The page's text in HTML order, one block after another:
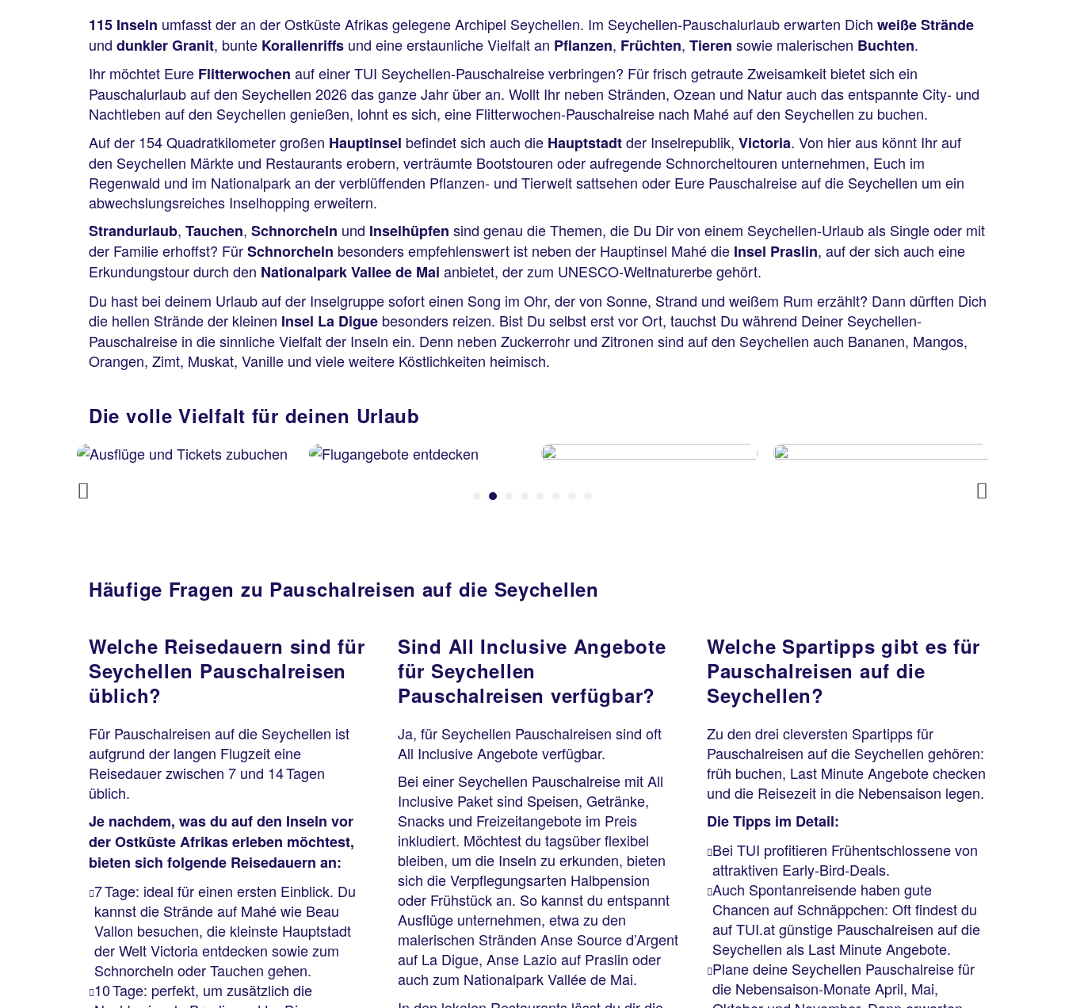
115 Inseln umfasst der an der Ostküste Afrikas gelegene Archipel Seychellen. Im Seychellen-Pauschalurlaub erwarten Dich weiße Strände
und dunkler Granit, bunte Korallenriffs und eine erstaunliche Vielfalt an Pflanzen, Früchten, Tieren sowie malerischen Buchten.
Ihr möchtet Eure Flitterwochen auf einer TUI Seychellen-Pauschalreise verbringen? Für frisch getraute Zweisamkeit bietet sich ein
Pauschalurlaub auf den Seychellen 2026 das ganze Jahr über an. Wollt Ihr neben Stränden, Ozean und Natur auch das entspannte City- und
Nachtleben auf den Seychellen genießen, lohnt es sich, eine Flitterwochen-Pauschalreise nach Mahé auf den Seychellen zu buchen.
Auf der 154 Quadratkilometer großen Hauptinsel befindet sich auch die Hauptstadtder Inselrepublik, Victoria. Von hier aus könnt Ihr auf
den Seychellen Märkte und Restaurants erobern, verträumte Bootstouren oder aufregende Schnorcheltouren unternehmen, Euch im
Regenwald und im Nationalpark an der verblüffenden Pflanzen- und Tierwelt sattsehen oder Eure Pauschalreise auf die Seychellen um ein
abwechslungsreiches Inselhopping erweitern.
Strandurlaub, Tauchen, Schnorcheln und Inselhüpfen sind genau die Themen, die Du Dir von einem Seychellen-Urlaub als Single oder mit
der Familie erhoffst? FürSchnorcheln besonders empfehlenswert ist neben der Hauptinsel Mahé die Insel Praslin, auf der sich auch eine
Erkundungstour durch den Nationalpark Vallee de Mai anbietet, der zum UNESCO-Weltnaturerbe gehört.
Du hast bei deinem Urlaub auf der Inselgruppe sofort einen Song im Ohr, der von Sonne, Strand und weißem Rum erzählt? Dann dürften Dich
die hellen Strände der kleinen Insel La Digue besonders reizen. Bist Du selbst erst vor Ort, tauchst Du während Deiner Seychellen-
Pauschalreise in die sinnliche Vielfalt der Inseln ein. Denn neben Zuckerrohr und Zitronen sind auf den Seychellen auch Bananen, Mangos,
Orangen, Zimt, Muskat, Vanille und viele weitere Köstlichkeiten heimisch.
Die volle Vielfalt für deinen Urlaub
Previous
Häufige Fragen zu Pauschalreisen auf die Seychellen
Welche Reisedauern sind für
Seychellen Pauschalreisen
üblich?
Für Pauschalreisen auf die Seychellen ist
aufgrund der langen Flugzeit eine
Reisedauer zwischen 7 und 14 Tagen
üblich.
Je nachdem, was du auf den Inseln vor
der Ostküste Afrikas erleben möchtest,
bieten sich folgende Reisedauern an:
7 Tage: ideal für einen ersten Einblick. Du
kannst die Strände auf Mahé wie Beau
Vallon besuchen, die kleinste Hauptstadt
der Welt Victoria entdecken sowie zum
Schnorcheln oder Tauchen gehen.
10 Tage: perfekt, um zusätzlich die
Sind All Inclusive Angebote
für Seychellen
Pauschalreisen verfügbar?
Ja, für Seychellen Pauschalreisen sind oft
All Inclusive Angebote verfügbar.
Bei einer Seychellen Pauschalreise mit All
Inclusive Paket sind Speisen, Getränke,
Snacks und Freizeitangebote im Preis
inkludiert. Möchtest du tagsüber flexibel
bleiben, um die Inseln zu erkunden, bieten
sich die Verpflegungsarten Halbpension
oder Frühstück an. So kannst du entspannt
Ausflüge unternehmen, etwa zu den
malerischen Stränden Anse Source d’Argent
auf La Digue, Anse Lazio auf Praslin oder
auch zum Nationalpark Vallée de Mai.
Welche Spartipps gibt es für
Pauschalreisen auf die
Seychellen?
Zu den drei cleversten Spartipps für
Pauschalreisen auf die Seychellen gehören:
früh buchen, Last Minute Angebote checken
und die Reisezeit in die Nebensaison legen.
Die Tipps im Detail:
Bei TUI profitieren Frühentschlossene von
attraktiven Early-Bird-Deals.
Auch Spontanreisende haben gute
Chancen auf Schnäppchen: Oft findest du
auf TUI.at günstige Pauschalreisen auf die
Seychellen als Last Minute Angebote.
Plane deine Seychellen Pauschalreise für
die Nebensaison-Monate April, Mai,